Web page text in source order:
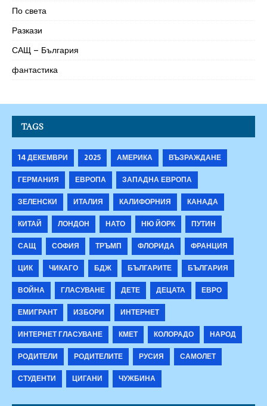
По света
Разкази
САЩ – България
фантастика
TAGS
14 ДЕКЕМВРИ 2025 АМЕРИКА
ВЪЗРАЖДАНЕ
ГЕРМАНИЯ
ЕВРОПА
ЗАПАДНА ЕВРОПА
ЗЕЛЕНСКИ
ИТАЛИЯ КАЛИФОРНИЯ
КАНАДА
КИТАЙ
ЛОНДОН НАТО НЮ ЙОРК
ПУТИН
САЩ
СОФИЯ ТРЪМП ФЛОРИДА
ФРАНЦИЯ
ЦИК
ЧИКАГО БДЖ БЪЛГАРИТЕ
БЪЛГАРИЯ
ВОЙНА
ГЛАСУВАНЕ ДЕТЕ ДЕЦАТА
ЕВРО
ЕМИГРАНТ
ИЗБОРИ
ИНТЕРНЕТ
ИНТЕРНЕТ ГЛАСУВАНЕ
КМЕТ КОЛОРАДО
НАРОД
РОДИТЕЛИ
РОДИТЕЛИТЕ РУСИЯ
САМОЛЕТ
СТУДЕНТИ
ЦИГАНИ ЧУЖБИНА